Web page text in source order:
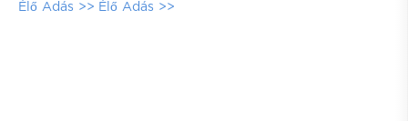
Élő Adás >> Élő Adás >>